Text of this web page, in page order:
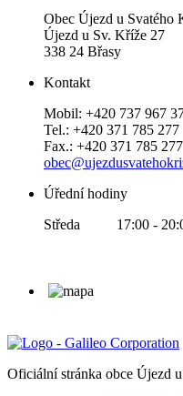
Obec Újezd u Svatého
Újezd u Sv. Kříže 27
338 24 Břasy
Kontakt
Mobil: +420 737 967
Tel.: +420 371 785 277
Fax.: +420 371 785 277
Úřední hodiny
Středa 17:00 -
Oficiální stránka obce Újezd